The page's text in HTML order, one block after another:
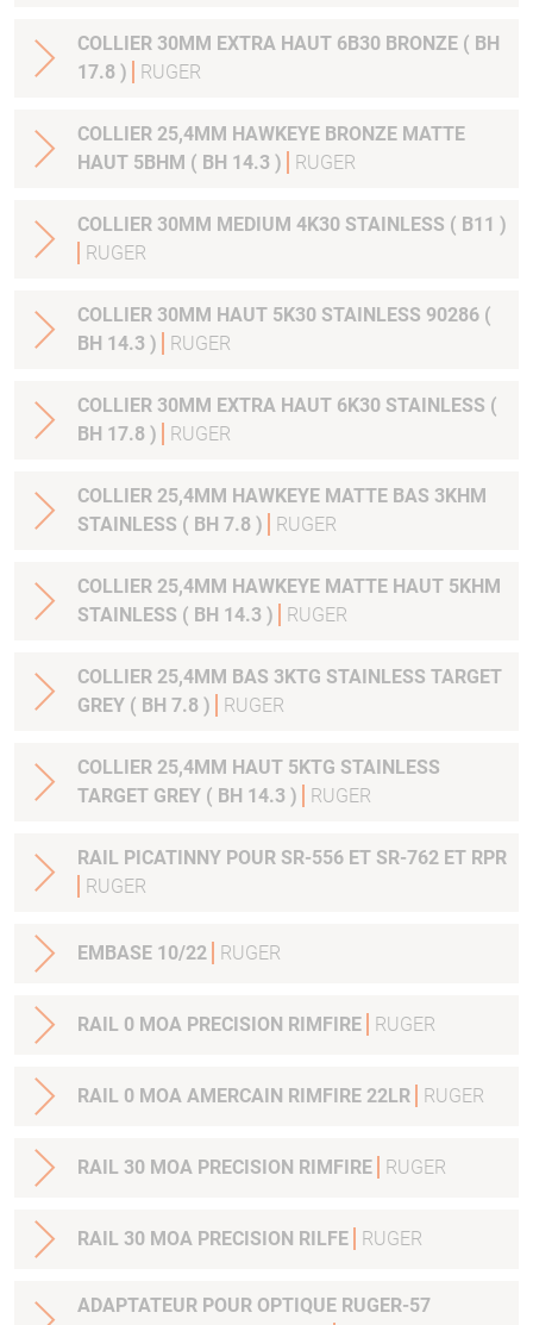
COLLIER 30MM EXTRA HAUT 6B30 BRONZE ( BH
17.8 )
RUGER
COLLIER 25,4MM HAWKEYE BRONZE MATTE
HAUT 5BHM ( BH 14.3 )
RUGER
COLLIER 30MM MEDIUM 4K30 STAINLESS ( B11 )
RUGER
COLLIER 30MM HAUT 5K30 STAINLESS 90286 (
BH 14.3 )
RUGER
COLLIER 30MM EXTRA HAUT 6K30 STAINLESS (
BH 17.8 )
RUGER
COLLIER 25,4MM HAWKEYE MATTE BAS 3KHM
STAINLESS ( BH 7.8 )
RUGER
COLLIER 25,4MM HAWKEYE MATTE HAUT 5KHM
STAINLESS ( BH 14.3 )
RUGER
COLLIER 25,4MM BAS 3KTG STAINLESS TARGET
GREY ( BH 7.8 )
RUGER
COLLIER 25,4MM HAUT 5KTG STAINLESS
TARGET GREY ( BH 14.3 )
RUGER
RAIL PICATINNY POUR SR-556 ET SR-762 ET RPR
RUGER
EMBASE 10/22 RUGER
RAIL 0 MOA PRECISION RIMFIRE RUGER
RAIL 0 MOA AMERCAIN RIMFIRE 22LR RUGER
RAIL 30 MOA PRECISION RIMFIRE RUGER
RAIL 30 MOA PRECISION RILFE RUGER
ADAPTATEUR POUR OPTIQUE RUGER-57